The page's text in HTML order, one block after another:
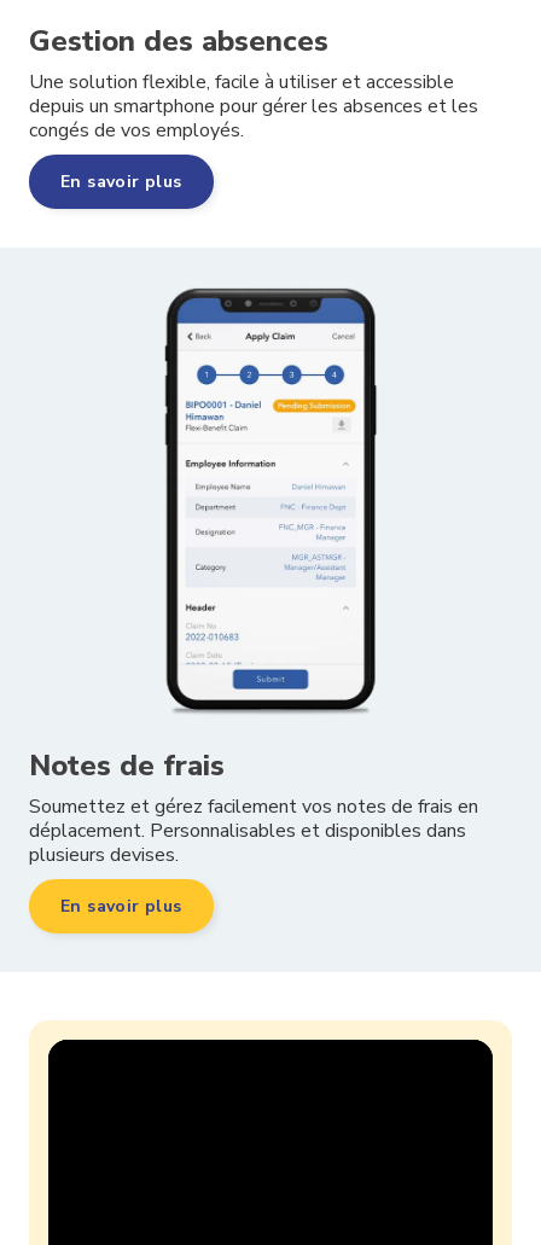
Gestion des absences
Une solution flexible, facile à utiliser et accessible
depuis un smartphone pour gérer les absences et les
congés de vos employés.
En savoir plus
Notes de frais
Soumettez et gérez facilement vos notes de frais en
déplacement. Personnalisables et disponibles dans
plusieurs devises.
En savoir plus